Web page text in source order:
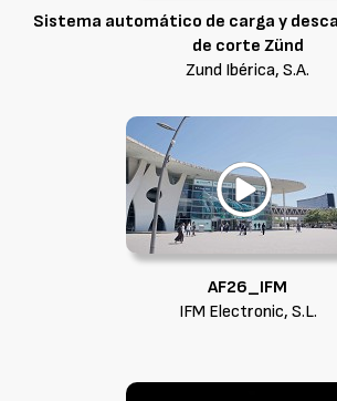
Sistema automático de carga y
de corte Zünd
Zund Ibérica, S.A.
AF26_IFM
IFM Electronic, S.L.